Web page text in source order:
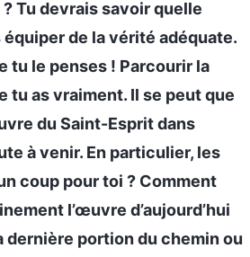
Tu devrais savoir quelle
de la vérité adéquate.
tu le penses ! Parcourir la
tu as vraiment. Il se peut que
du Saint-Esprit dans
à venir. En particulier, les
coup pour toi ? Comment
l’œuvre d’aujourd’hui
dernière portion du chemin ou